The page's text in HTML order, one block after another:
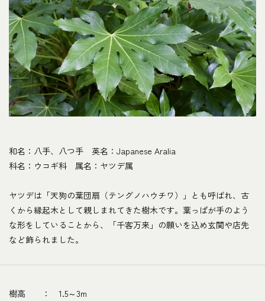
和名：八手、八つ手 英名：Japanese Aralia
科名：ウコギ科 属名：ヤツデ属
ヤツデは「天狗の葉団扇（テングノハウチワ）」とも呼ばれ、古
くから縁起木として親しまれてきた樹木です。葉っぱが手のよう
な形をしていることから、「千客万来」の願いを込め玄関や店先
など飾られました。
樹高 ： 1.5～3m